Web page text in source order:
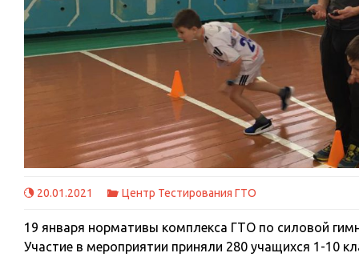
20.01.2021 Центр Тестирования ГТО
19 января нормативы комплекса ГТО по силовой
Участие в мероприятии приняли 280 учащихся 1-10